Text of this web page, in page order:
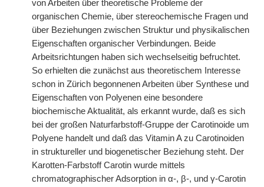
von Arbeiten über theoretische Probleme der
organischen Chemie, über stereochemische Fragen und
über Beziehungen zwischen Struktur und physikalischen
Eigenschaften organischer Verbindungen. Beide
Arbeitsrichtungen haben sich wechselseitig befruchtet.
So erhielten die zunächst aus theoretischem Interesse
schon in Zürich begonnenen Arbeiten über Synthese und
Eigenschaften von Polyenen eine besondere
biochemische Aktualität, als erkannt wurde, daß es sich
bei der großen Naturfarbstoff-Gruppe der Carotinoide um
Polyene handelt und daß das Vitamin A zu Carotinoiden
in struktureller und biogenetischer Beziehung steht. Der
Karotten-Farbstoff Carotin wurde mittels
chromatographischer Adsorption in α-, β-, und γ-Carotin